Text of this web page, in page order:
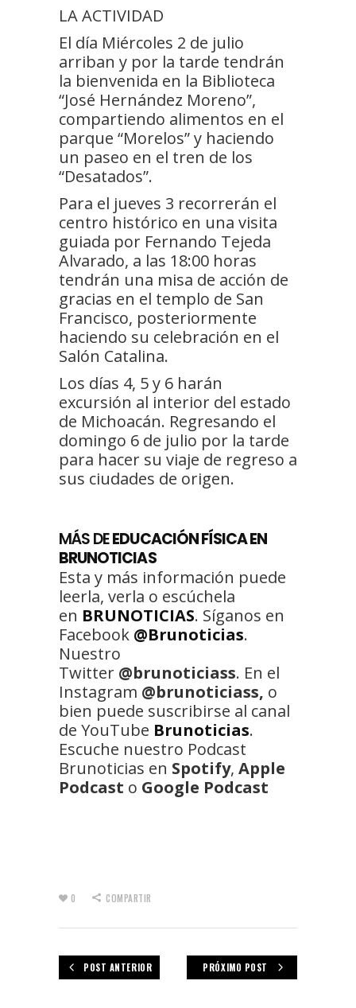
LA ACTIVIDAD
El día Miércoles 2 de julio
arriban y por la tarde tendrán
la bienvenida en la Biblioteca
“José Hernández Moreno”,
compartiendo alimentos en el
parque “Morelos” y haciendo
un paseo en el tren de los
“Desatados”.
Para el jueves 3 recorrerán el
centro histórico en una visita
guiada por Fernando Tejeda
Alvarado, a las 18:00 horas
tendrán una misa de acción de
gracias en el templo de San
Francisco, posteriormente
haciendo su celebración en el
Salón Catalina.
Los días 4, 5 y 6 harán
excursión al interior del estado
de Michoacán. Regresando el
domingo 6 de julio por la tarde
para hacer su viaje de regreso a
sus ciudades de origen.
MÁS DEEDUCACIÓN FÍSICA EN
BRUNOTICIAS
Esta y más información puede
leerla, verla o escúchela
en BRUNOTICIAS. Síganos en
Facebook @Brunoticias.
Nuestro
Twitter @brunoticiass. En el
Instagram @brunoticiass, o
bien puede suscribirse al canal
de YouTube Brunoticias.
Escuche nuestro Podcast
Brunoticias en Spotify, Apple
Podcast o Google Podcast
0 COMPARTIR
POST ANTERIOR PRÓXIMO POST